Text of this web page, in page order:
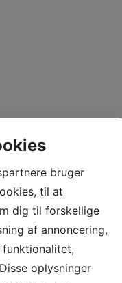
bruger
til at
dig til forskellige
af annoncering,
funktionalitet,
oplysninger